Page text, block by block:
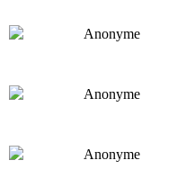
Anonyme
Anonyme
Anonyme